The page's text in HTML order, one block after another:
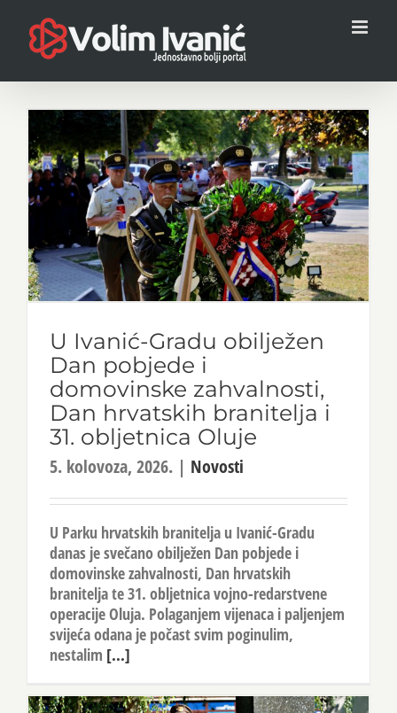
content
U Ivanić-Gradu obilježen
Dan pobjede i
domovinske zahvalnosti,
Dan hrvatskih branitelja i
31. obljetnica Oluje
5. kolovoza, 2026. | Novosti
U Parku hrvatskih branitelja u Ivanić-Gradu
danas je svečano obilježen Dan pobjede i
domovinske zahvalnosti, Dan hrvatskih
branitelja te 31. obljetnica vojno-redarstvene
operacije Oluja. Polaganjem vijenaca i paljenjem
svijeća odana je počast svim poginulim,
nestalim [...]